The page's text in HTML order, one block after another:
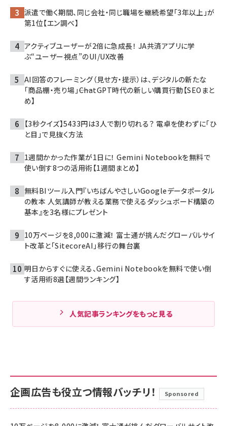
派遣で働く期間、同じ会社・同じ職場を継続希望「3年以上」が
第1位【エン調べ】
アクティブユーザーが2倍に急成長！ JA共済アプリに学
ぶ“ユーザー視点”のUI/UX改善
AI回答のフレーミング（見せ方・提示）は、デジタルの新たな
「商品棚・売り場」――ChatGPT時代の新しい購買行動【SEOまと
め】
【3秒クイズ】5433円は3人で割り切れる？ 電卓を使わずに「ひ
と目」で見抜く方法
1週間かかった作業が1日に！ Gemini Notebookを無料で
使い倒す8つの活用術【1週間まとめ】
無料BIツール入門『いちばんやさしいGoogleデータポータル
の教本 人気講師が教える業務で使えるダッシュボード構築の
基本』を3名様にプレゼント
10万ページを8,000に激減！ 富士通が挑んだグローバルサイ
ト改革と「SitecoreAI」移行の舞台裏
明日からすぐに使える、Gemini Notebookを無料で使い倒
す活用術8選【週間ランキング】
人気記事ランキングをもっと見る
企画広告も役立つ情報バッチリ！ Sponsored